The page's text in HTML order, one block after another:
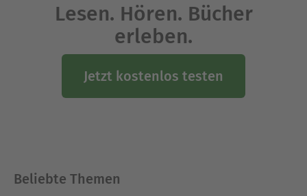
Lesen. Hören. Bücher
erleben.
Jetzt kostenlos testen
Beliebte Themen